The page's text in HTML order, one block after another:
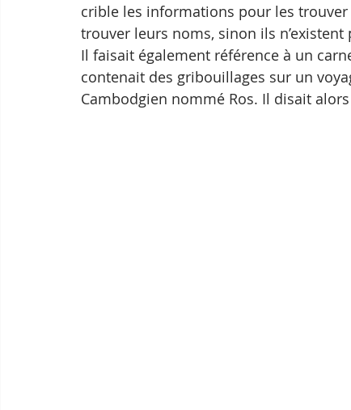
crible les informations pour les
trouver leurs noms, sinon ils n’existent
Il faisait également référence à un
contenait des gribouillages sur un
Cambodgien nommé Ros. Il disait